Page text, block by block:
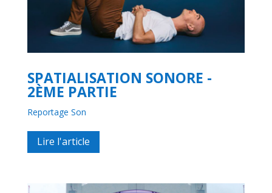
SPATIALISATION SONORE -
2ÈME PARTIE
Reportage Son
Lire l'article